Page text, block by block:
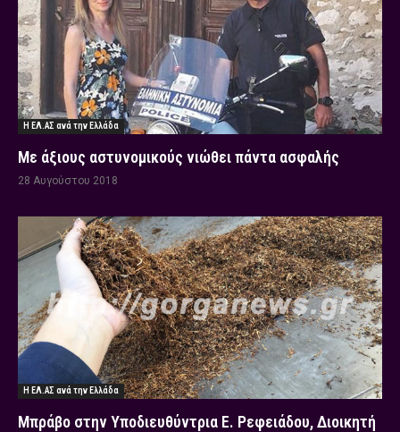
Η ΕΛ.ΑΣ ανά την Ελλάδα
Με άξιους αστυνομικούς νιώθει πάντα ασφαλής
28 Αυγούστου 2018
Η ΕΛ.ΑΣ ανά την Ελλάδα
Μπράβο στην Υποδιευθύντρια Ε. Ρεφειάδου, Διοικητή